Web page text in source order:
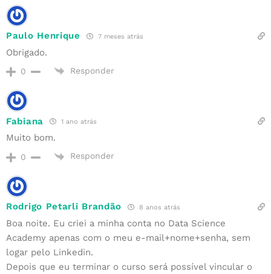
Paulo Henrique 7 meses atrás
Obrigado.
0 Responder
Fabiana 1 ano atrás
Muito bom.
0 Responder
Rodrigo Petarli Brandão 8 anos atrás
Boa noite. Eu criei a minha conta no Data Science
Academy apenas com o meu e-mail+nome+senha, sem
logar pelo Linkedin.
Depois que eu terminar o curso será possível vincular o